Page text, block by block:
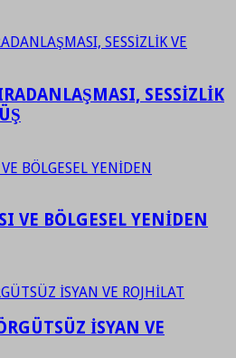
SESSİZLİK
VE BÖLGESEL YENİDEN
İSYAN VE